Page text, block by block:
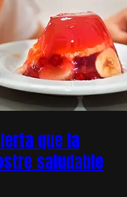
que la
saludable